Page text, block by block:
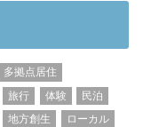
多拠点居住
旅行 体験
民泊
地方創生
ローカル